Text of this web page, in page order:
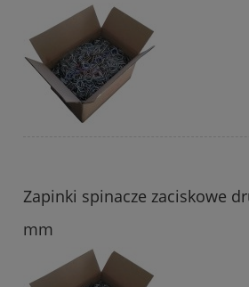
Zapinki spinacze zaciskowe
mm